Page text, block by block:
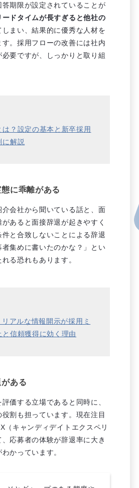
期限が設定されていることが
ードタイムが長すぎると他社の
しまい、結果的に優秀な人材を
。採用フローの改善には社内
要ですが、しっかりと取り組
？設定の基本と新卒採用
に解説
に乖離がある
会社から聞いている話と、面
あると面接辞退が起きやすく
と合致しないことによる辞退
者集めに書いたのかな？」とい
る恐れもあります。
リアルな情報開示が採用ミ
と信頼獲得に効く理由
ある
価する立場であると同時に、
割も担っています。現在注目
（キャンディデイトエクスペリ
応募者の体験が辞退率に大き
かっています。